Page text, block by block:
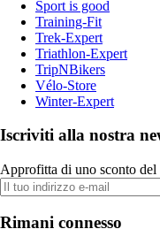
Sport is good
Training-Fit
Trek-Expert
Triathlon-Expert
TripNBikers
Vélo-Store
Winter-Expert
Iscriviti alla nostra
Approfitta di uno sconto
Rimani connesso